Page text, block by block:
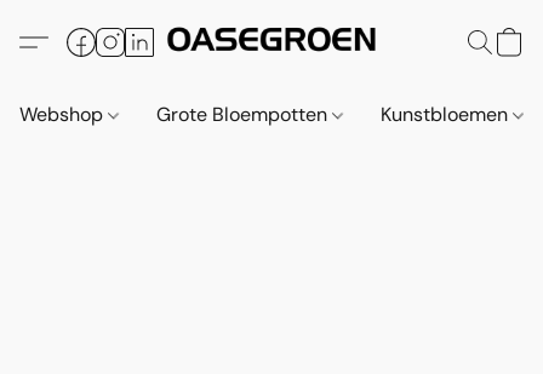
Webshop Grote Bloempotten Kunstbloemen